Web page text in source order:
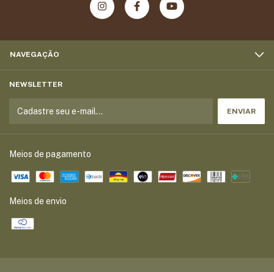
NAVEGAÇÃO
NEWSLETTER
Meios de pagamento
Meios de envio